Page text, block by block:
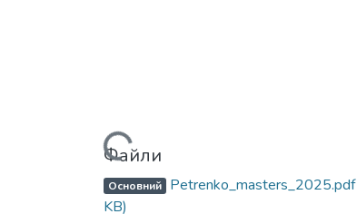
Вантажиться...Файли
Основний Petrenko_masters_2025.pdf
KB)